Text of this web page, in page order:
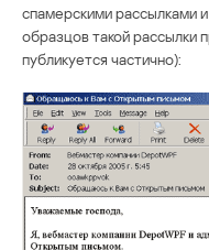
спамерскими рассылками
образцов такой рассылки
публикуется частично):